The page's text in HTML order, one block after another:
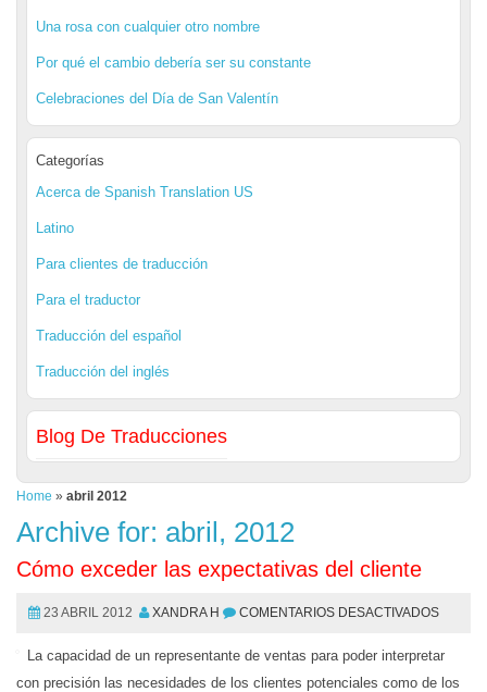
Una rosa con cualquier otro nombre
Por qué el cambio debería ser su constante
Celebraciones del Día de San Valentín
Categorías
Acerca de Spanish Translation US
Latino
Para clientes de traducción
Para el traductor
Traducción del español
Traducción del inglés
Blog De Traducciones
Home » abril 2012
Archive for: abril, 2012
Cómo exceder las expectativas del cliente
23 ABRIL 2012 XANDRA H COMENTARIOS DESACTIVADOS
La capacidad de un representante de ventas para poder interpretar
con precisión las necesidades de los clientes potenciales como de los